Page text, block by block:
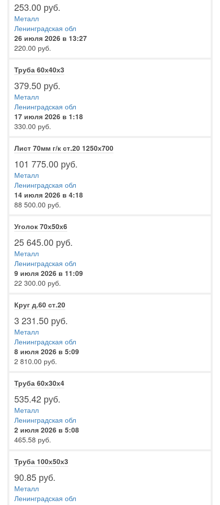
253.00 руб.
Металл
Ленинградская обл
26 июля 2026 в 13:27
220.00 руб.
Труба 60х40х3
379.50 руб.
Металл
Ленинградская обл
17 июля 2026 в 1:18
330.00 руб.
Лист 70мм г/к ст.20 1250х700
101 775.00 руб.
Металл
Ленинградская обл
14 июля 2026 в 4:18
88 500.00 руб.
Уголок 70х50х6
25 645.00 руб.
Металл
Ленинградская обл
9 июля 2026 в 11:09
22 300.00 руб.
Круг д.60 ст.20
3 231.50 руб.
Металл
Ленинградская обл
8 июля 2026 в 5:09
2 810.00 руб.
Труба 60х30х4
535.42 руб.
Металл
Ленинградская обл
2 июля 2026 в 5:08
465.58 руб.
Труба 100х50х3
90.85 руб.
Металл
Ленинградская обл